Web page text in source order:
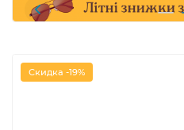
Скидка -19%